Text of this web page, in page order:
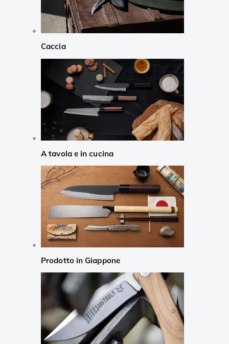
Caccia
A tavola e in cucina
Prodotto in Giappone